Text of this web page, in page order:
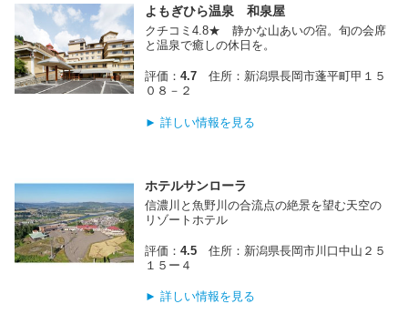
よもぎひら温泉 和泉屋
クチコミ4.8★ 静かな山あいの宿。旬の会席
と温泉で癒しの休日を。
評価：4.7 住所：新潟県長岡市蓬平町甲１５
０８－２
► 詳しい情報を見る
ホテルサンローラ
信濃川と魚野川の合流点の絶景を望む天空の
リゾートホテル
評価：4.5 住所：新潟県長岡市川口中山２５
１５ー４
► 詳しい情報を見る